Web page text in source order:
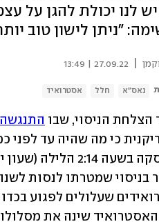
לנו יכולת להגן על
"ניתן לישון טוב
27.09.22 | 13:49
נאס"א חלל אסטרואיד
הצלחת הניסוי, שבו התנגשה